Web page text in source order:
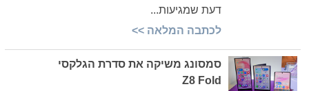
דעת שמגיעות...
לכתבה המלאה >>
סמסונג משיקה את סדרת הגלקסי
Z8 Fold